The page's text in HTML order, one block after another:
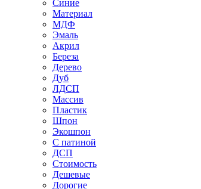
Синие
Материал
МДФ
Эмаль
Акрил
Береза
Дерево
Дуб
ЛДСП
Массив
Пластик
Шпон
Экошпон
С патиной
ДСП
Стоимость
Дешевые
Дорогие